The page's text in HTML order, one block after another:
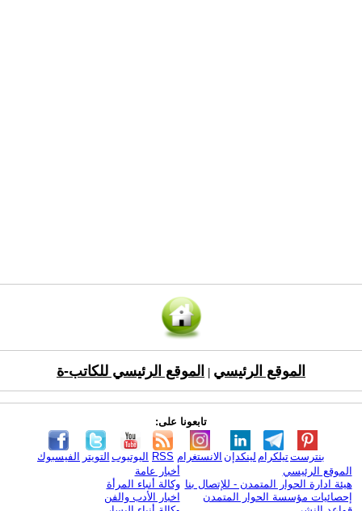
الموقع الرئيسي الموقع الرئيسي للكاتب-ة
تابعونا على:
الفيسبوك التويتر اليوتيوب RSS الانستغرام لينكدإن تيلكرامبنترست
الموقع الرئيسي
هيئة ادارة الحوار المتمدن - للإتصال بنا
إحصائيات مؤسسة الحوار المتمدن
أخبار عامة
وكالة أنباء المرأة
اخبار الأدب والفن